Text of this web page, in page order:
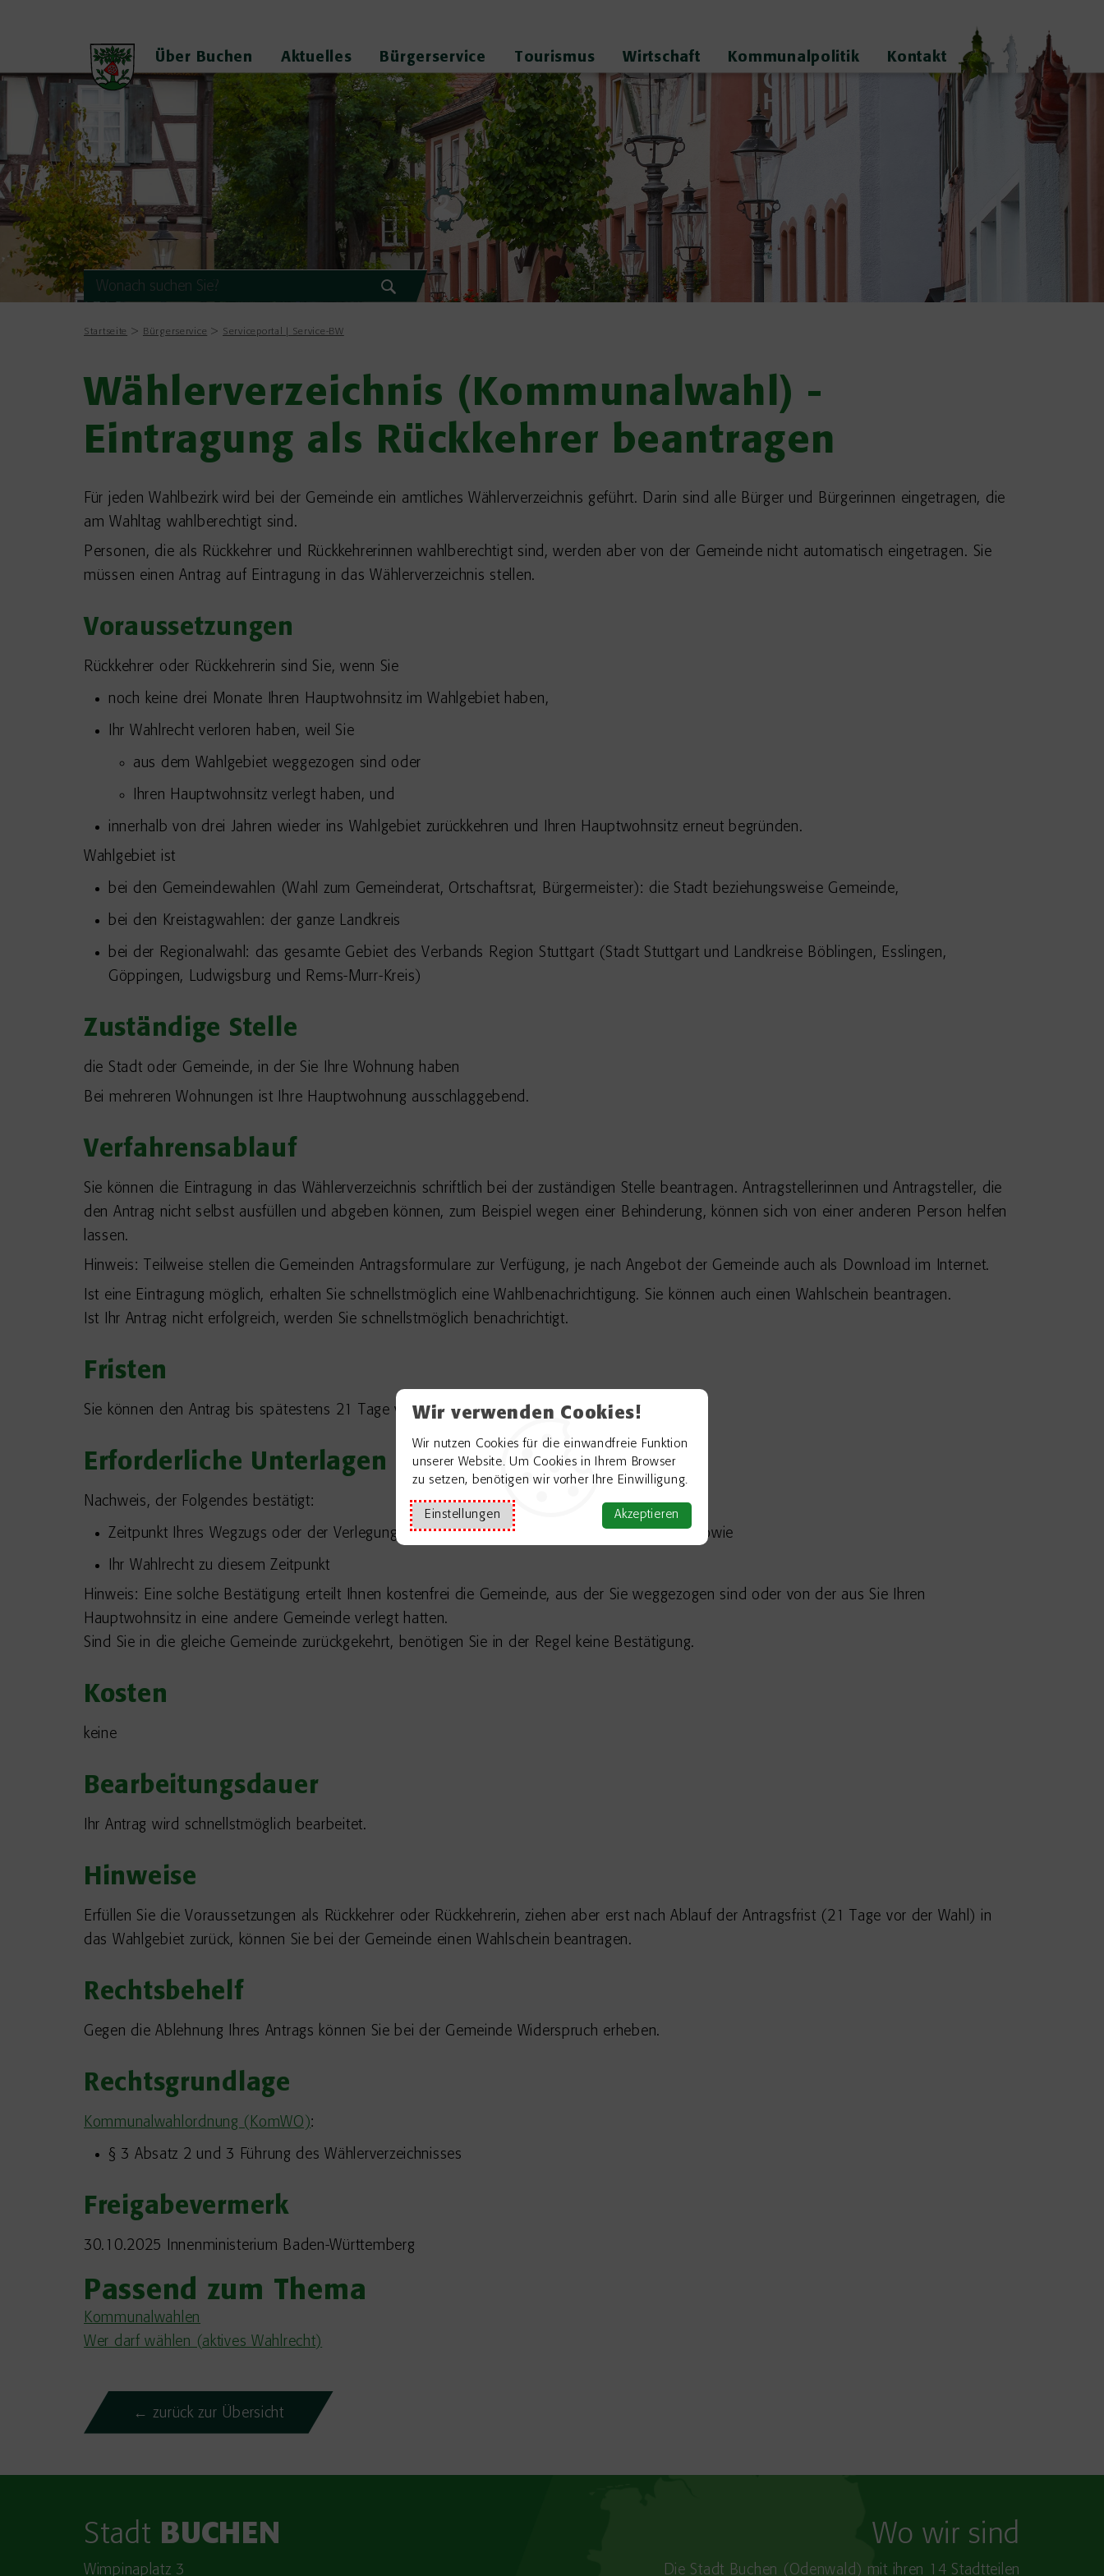
Wir verwenden Cookies!
Wir nutzen Cookies für die einwandfreie Funktion
unserer Website. Um Cookies in Ihrem Browser
zu setzen, benötigen wir vorher Ihre Einwilligung.
Einstellungen Akzeptieren
Über Buchen Aktuelles Bürgerservice Tourismus Wirtschaft Kommunalpolitik Kontakt
Startseite Bürgerservice Serviceportal | Service-BW
Wählerverzeichnis (Kommunalwahl) -
Eintragung als Rückkehrer beantragen
Für jeden Wahlbezirk wird bei der Gemeinde ein amtliches Wählerverzeichnis geführt. Darin sind alle Bürger und Bürgerinnen eingetragen, die
am Wahltag wahlberechtigt sind.
Personen, die als Rückkehrer und Rückkehrerinnen wahlberechtigt sind, werden aber von der Gemeinde nicht automatisch eingetragen. Sie
müssen einen Antrag auf Eintragung in das Wählerverzeichnis stellen.
Voraussetzungen
Rückkehrer oder Rückkehrerin sind Sie, wenn Sie
noch keine drei Monate Ihren Hauptwohnsitz im Wahlgebiet haben,
Ihr Wahlrecht verloren haben, weil Sie
aus dem Wahlgebiet weggezogen sind oder
Ihren Hauptwohnsitz verlegt haben, und
innerhalb von drei Jahren wieder ins Wahlgebiet zurückkehren und Ihren Hauptwohnsitz erneut begründen.
Wahlgebiet ist
bei den Gemeindewahlen (Wahl zum Gemeinderat, Ortschaftsrat, Bürgermeister): die Stadt beziehungsweise Gemeinde,
bei den Kreistagwahlen: der ganze Landkreis
bei der Regionalwahl: das gesamte Gebiet des Verbands Region Stuttgart (Stadt Stuttgart und Landkreise Böblingen, Esslingen,
Göppingen, Ludwigsburg und Rems-Murr-Kreis)
Zuständige Stelle
die Stadt oder Gemeinde, in der Sie Ihre Wohnung haben
Bei mehreren Wohnungen ist Ihre Hauptwohnung ausschlaggebend.
Verfahrensablauf
Sie können die Eintragung in das Wählerverzeichnis schriftlich bei der zuständigen Stelle beantragen.Antragstellerinnen und Antragsteller, die
den Antrag nicht selbst ausfüllen und abgeben können, zum Beispiel wegen einer Behinderung, können sich von einer anderen Person helfen
lassen.
Hinweis:
Teilweise stellen die Gemeinden Antragsformulare zur Verfügung, je nach Angebot der Gemeinde auch als Download im Internet.
Ist eine Eintragung möglich, erhalten Sie schnellstmöglich eine Wahlbenachrichtigung. Sie können auch einen Wahlschein beantragen.
Ist Ihr Antrag nicht erfolgreich, werden Sie schnellstmöglich benachrichtigt.
Fristen
Sie können den Antrag bis spätestens 21 Tage vor der Wahl stellen.
Erforderliche Unterlagen
Nachweis, der Folgendes bestätigt:
Zeitpunkt Ihres Wegzugs oder der Verlegung Ihres Hauptwohnsitzes aus dem Wahlgebiet sowie
Ihr Wahlrecht zu diesem Zeitpunkt
Hinweis: Eine solche Bestätigung erteilt Ihnen kostenfrei die Gemeinde, aus der Sie weggezogen sind oder von der aus Sie Ihren
Hauptwohnsitz in eine andere Gemeinde verlegt hatten.
Sind Sie in die gleiche Gemeinde zurückgekehrt, benötigen Sie in der Regel keine Bestätigung.
Kosten
keine
Bearbeitungsdauer
Ihr Antrag wird schnellstmöglich bearbeitet.
Hinweise
Erfüllen Sie die Voraussetzungen als Rückkehrer oder Rückkehrerin, ziehen aber erst nach Ablauf der Antragsfrist (21 Tage vor der Wahl) in
das Wahlgebiet zurück, können Sie bei der Gemeinde einen Wahlschein beantragen.
Rechtsbehelf
Gegen die Ablehnung Ihres Antrags können Sie bei der Gemeinde Widerspruch erheben.
Rechtsgrundlage
Kommunalwahlordnung (KomWO):
§ 3 Absatz 2 und 3 Führung des Wählerverzeichnisses
Freigabevermerk
30.10.2025 Innenministerium Baden-Württemberg
Passend zum Thema
Kommunalwahlen
Wer darf wählen (aktives Wahlrecht)
← zurück zur Übersicht
Stadt BUCHEN
Wimpinaplatz 3
Wo wir sind
Die Stadt Buchen (Odenwald) mit ihren 14 Stadtteilen